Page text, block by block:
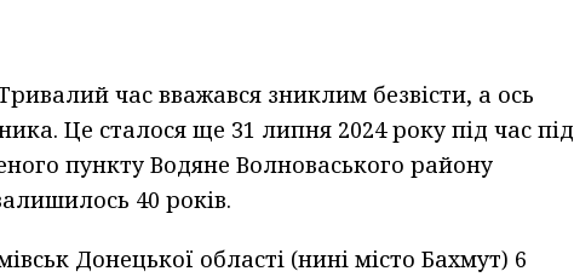
час вважався зниклим безвісти, а ось
Це сталося ще 31 липня 2024 року під час під
пункту Водяне Волноваського району
40 років.
Донецької області (нині місто Бахмут) 6